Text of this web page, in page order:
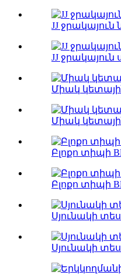
JJ
JJ ջրակայուն
Միակ
Միակ
Բլոքո տիպի
Բլոքո տիպի
Սյունակի
Սյունակի